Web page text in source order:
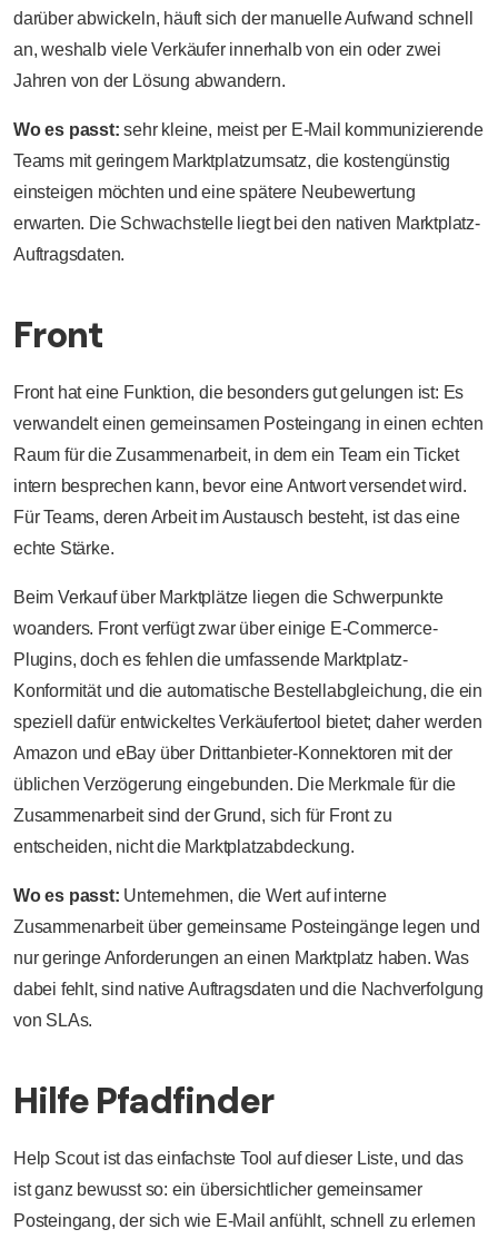
darüber abwickeln, häuft sich der manuelle Aufwand schnell
an, weshalb viele Verkäufer innerhalb von ein oder zwei
Jahren von der Lösung abwandern.
Wo es passt: sehr kleine, meist per E-Mail kommunizierende
Teams mit geringem Marktplatzumsatz, die kostengünstig
einsteigen möchten und eine spätere Neubewertung
erwarten. Die Schwachstelle liegt bei den nativen Marktplatz-
Auftragsdaten.
Front
Front hat eine Funktion, die besonders gut gelungen ist: Es
verwandelt einen gemeinsamen Posteingang in einen echten
Raum für die Zusammenarbeit, in dem ein Team ein Ticket
intern besprechen kann, bevor eine Antwort versendet wird.
Für Teams, deren Arbeit im Austausch besteht, ist das eine
echte Stärke.
Beim Verkauf über Marktplätze liegen die Schwerpunkte
woanders. Front verfügt zwar über einige E-Commerce-
Plugins, doch es fehlen die umfassende Marktplatz-
Konformität und die automatische Bestellabgleichung, die ein
speziell dafür entwickeltes Verkäufertool bietet; daher werden
Amazon und eBay über Drittanbieter-Konnektoren mit der
üblichen Verzögerung eingebunden. Die Merkmale für die
Zusammenarbeit sind der Grund, sich für Front zu
entscheiden, nicht die Marktplatzabdeckung.
Wo es passt: Unternehmen, die Wert auf interne
Zusammenarbeit über gemeinsame Posteingänge legen und
nur geringe Anforderungen an einen Marktplatz haben. Was
dabei fehlt, sind native Auftragsdaten und die Nachverfolgung
von SLAs.
Hilfe Pfadfinder
Help Scout ist das einfachste Tool auf dieser Liste, und das
ist ganz bewusst so: ein übersichtlicher gemeinsamer
Posteingang, der sich wie E-Mail anfühlt, schnell zu erlernen